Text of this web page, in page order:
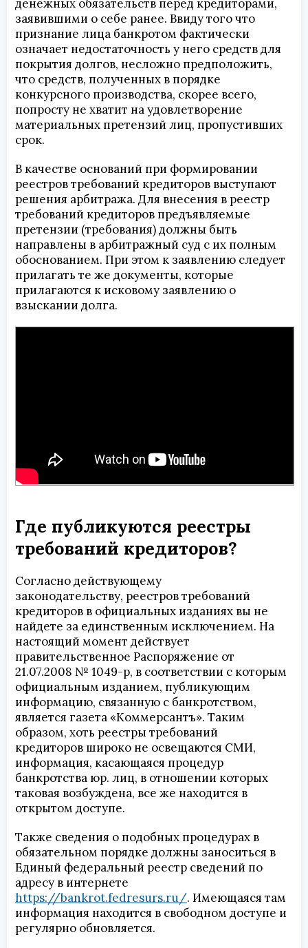
денежных обязательств перед кредиторами,
заявившими о себе ранее. Ввиду того что
признание лица банкротом фактически
означает недостаточность у него средств для
покрытия долгов, несложно предположить,
что средств, полученных в порядке
конкурсного производства, скорее всего,
попросту не хватит на удовлетворение
материальных претензий лиц, пропустивших
срок.
В качестве оснований при формировании
реестров требований кредиторов выступают
решения арбитража. Для внесения в реестр
требований кредиторов предъявляемые
претензии (требования) должны быть
направлены в арбитражный суд с их полным
обоснованием. При этом к заявлению следует
прилагать те же документы, которые
прилагаются к исковому заявлению о
взыскании долга.
Где публикуются реестры
требований кредиторов?
Согласно действующему
законодательству, реестров требований
кредиторов в официальных изданиях вы не
найдете за единственным исключением. На
настоящий момент действует
правительственное Распоряжение от
21.07.2008 № 1049-р, в соответствии с которым
официальным изданием, публикующим
информацию, связанную с банкротством,
является газета «Коммерсантъ». Таким
образом, хоть реестры требований
кредиторов широко не освещаются СМИ,
информация, касающаяся процедур
банкротства юр. лиц, в отношении которых
таковая возбуждена, все же находится в
открытом доступе.
Также сведения о подобных процедурах в
обязательном порядке должны заноситься в
Единый федеральный реестр сведений по
адресу в интернете
https://bankrot.fedresurs.ru/. Имеющаяся там
информация находится в свободном доступе и
регулярно обновляется.